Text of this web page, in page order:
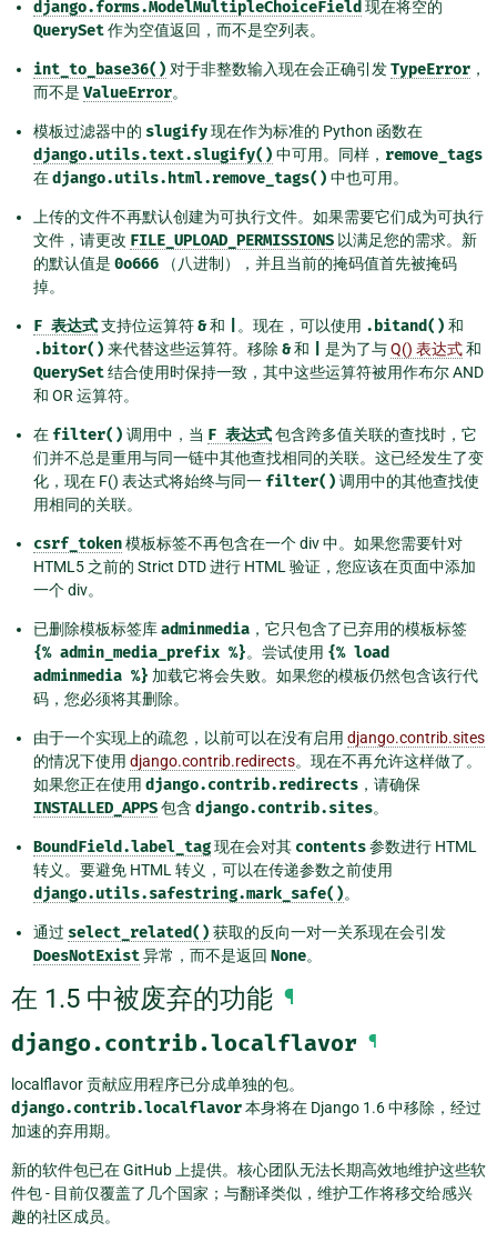
django.forms.ModelMultipleChoiceField现在将空的
QuerySet作为空值返回，而不是空列表。
int_to_base36() 对于非整数输入现在会正确引发TypeError ，
而不是 ValueError。
模板过滤器中的 slugify现在作为标准的 Python 函数在
django.utils.text.slugify() 中可用。同样， remove_tags
在django.utils.html.remove_tags() 中也可用。
上传的文件不再默认创建为可执行文件。如果需要它们成为可执行
文件，请更改 FILE_UPLOAD_PERMISSIONS 以满足您的需求。新
的默认值是 0o666 （八进制），并且当前的掩码值首先被掩码
掉。
F 表达式支持位运算符&和 。现在，可以使用 .bitand() 和
.bitor() 来代替这些运算符。移除 &和 是为了与Q() 表达式和
QuerySet结合使用时保持一致，其中这些运算符被用作布尔 AND
和 OR 运算符。
在 filter() 调用中，当 F 表达式包含跨多值关联的查找时，它
们并不总是重用与同一链中其他查找相同的关联。这已经发生了变
化，现在 F() 表达式将始终与同一 filter() 调用中的其他查找使
用相同的关联。
csrf_token模板标签不再包含在一个 div 中。如果您需要针对
HTML5 之前的 Strict DTD 进行 HTML 验证，您应该在页面中添加
一个 div。
已删除模板标签库adminmedia ，它只包含了已弃用的模板标签
{% admin_media_prefix %}。尝试使用 {% load
adminmedia %} 加载它将会失败。如果您的模板仍然包含该行代
码，您必须将其删除。
由于一个实现上的疏忽，以前可以在没有启用 django.contrib.sites
的情况下使用 django.contrib.redirects。现在不再允许这样做了。
如果您正在使用 django.contrib.redirects ，请确保
INSTALLED_APPS包含 django.contrib.sites。
BoundField.label_tag现在会对其 contents参数进行 HTML
转义。要避免 HTML 转义，可以在传递参数之前使用
django.utils.safestring.mark_safe()。
通过 select_related() 获取的反向一对一关系现在会引发
DoesNotExist异常，而不是返回 None。
在 1.5 中被废弃的功能 ¶
django.contrib.localflavor ¶
localflavor 贡献应用程序已分成单独的包。
django.contrib.localflavor本身将在 Django 1.6 中移除，经过
加速的弃用期。
新的软件包已在 GitHub 上提供。核心团队无法长期高效地维护这些软
件包 - 目前仅覆盖了几个国家；与翻译类似，维护工作将移交给感兴
趣的社区成员。